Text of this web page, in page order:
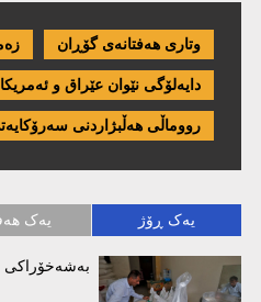
وتاری هەفتانەی گۆڕان
دایەلۆگی نێوان عێراق و ئەمریكا
رووماڵی هەڵبژاردنی
یەک ڕۆژ یەک
بەشەخۆراكی